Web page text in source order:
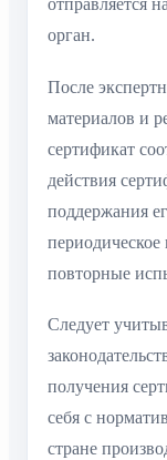
отправляется
орган.
После
материалов и
сертификат
действия
поддержания
периодическое
повторные
Следует
получения
себя с
стране